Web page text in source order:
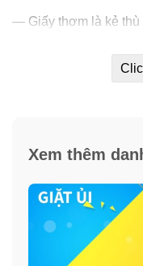
— Giấy thơm là kẻ thù
thấy một con nào tại
không được vệ sinh
— Nếu không muốn
một miếng giấy thơm
mang theo.
Xem thêm